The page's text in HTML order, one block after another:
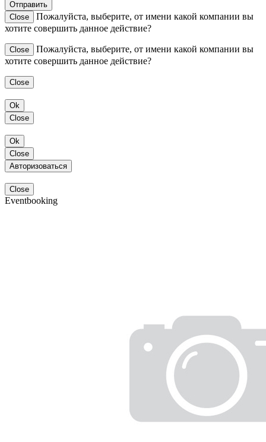
Отправить
Close
Пожалуйста, выберите, от имени какой компании вы
хотите совершить данное действие?
Close
Пожалуйста, выберите, от имени какой компании вы
хотите совершить данное действие?
Close
Ok
Close
Ok
Close
Авторизоваться
Close
Eventbooking